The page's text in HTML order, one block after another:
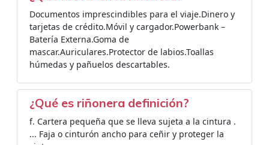
Documentos imprescindibles para el viaje.Dinero y
tarjetas de crédito.Móvil y cargador.Powerbank –
Batería Externa.Goma de
mascar.Auriculares.Protector de labios.Toallas
húmedas y pañuelos descartables.
¿Qué es riñonera definición?
f. Cartera pequeña que se lleva sujeta a la cintura .
... Faja o cinturón ancho para ceñir y proteger la